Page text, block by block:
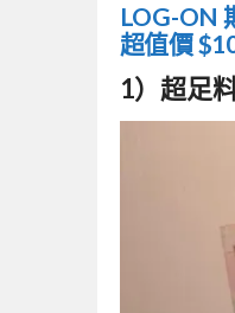
LOG-ON
超值價
1）超足